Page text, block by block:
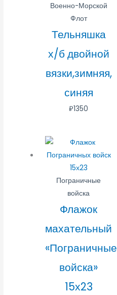
Военно-Морской
Флот
Тельняшка
х/б двойной
вязки,зимняя,
синяя
₽1350
Пограничные
войска
Флажок
махательный
«Пограничные
войска»
15х23